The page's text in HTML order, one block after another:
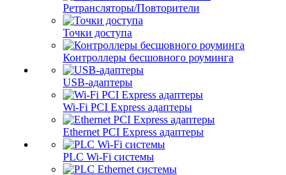
Ретрансляторы/Повторители
Точки доступа
Контроллеры бесшовного роуминга
USB-адаптеры
Wi-Fi PCI Express адаптеры
Ethernet PCI Express адаптеры
PLC Wi-Fi системы